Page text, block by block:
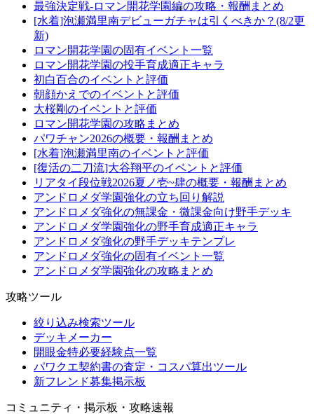
最強決定戦-ロマン開花学園編の攻略・報酬まとめ
[水着]泡瀬満里南デビューガチャは引くべきか？(8/2更
新)
ロマン開花学園の固有イベント一覧
ロマン開花学園の投手育成適正キャラ
初白百合のイベントと評価
朝顔かえでのイベントと評価
大桜剛のイベントと評価
ロマン開花学園の攻略まとめ
パワチャン2026の概要・報酬まとめ
[水着]泡瀬満里南のイベントと評価
[復活の二刀流]大谷翔平のイベントと評価
リアタイ段位戦2026夏ノ壱~肆の概要・報酬まとめ
アンドロメダ学園強化の立ち回り解説
アンドロメダ強化の無課金・微課金向け野手デッキ
アンドロメダ学園強化の野手育成適正キャラ
アンドロメダ強化の野手デッキテンプレ
アンドロメダ強化の固有イベント一覧
アンドロメダ学園強化の攻略まとめ
攻略ツール
絞り込み検索ツール
デッキメーカー
開眼金特必要経験点一覧
パワクエ契約書の査定・コスパ算出ツール
新フレンド募集掲示板
コミュニティ・掲示板・攻略速報